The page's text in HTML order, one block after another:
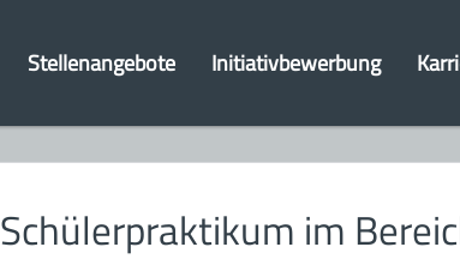
Stellenangebote Initiativbewerbung
Schülerpraktikum im